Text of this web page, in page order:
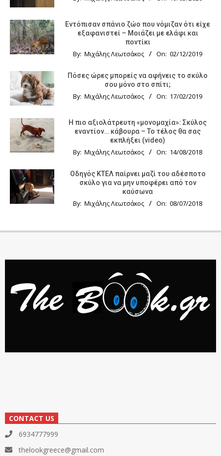
Εντόπισαν σπάνιο ζώο που νόμιζαν ότι είχε
εξαφανιστεί – Μοιάζει με ελάφι και
ποντίκι
By: Μιχάλης Λεωτσάκος On: 02/12/2019
Πόσες ώρες μπορείς να αφήνεις το σκύλο
σου μόνο στο σπίτι;
By: Μιχάλης Λεωτσάκος On: 17/02/2019
Η πιο αξιολάτρευτη «μονομαχία»: Σκύλος
εναντίον… κάβουρα – Το τέλος θα σας
εκπλήξει (video)
By: Μιχάλης Λεωτσάκος On: 14/08/2018
Οδηγός KTΕΛ παίρνει μαζί του αδέσποτο
σκύλο για να μην υποφέρει από τον
καύσωνα
By: Μιχάλης Λεωτσάκος On: 08/07/2018
CONTACT US
6934777999
thelookgreece@gmail.com